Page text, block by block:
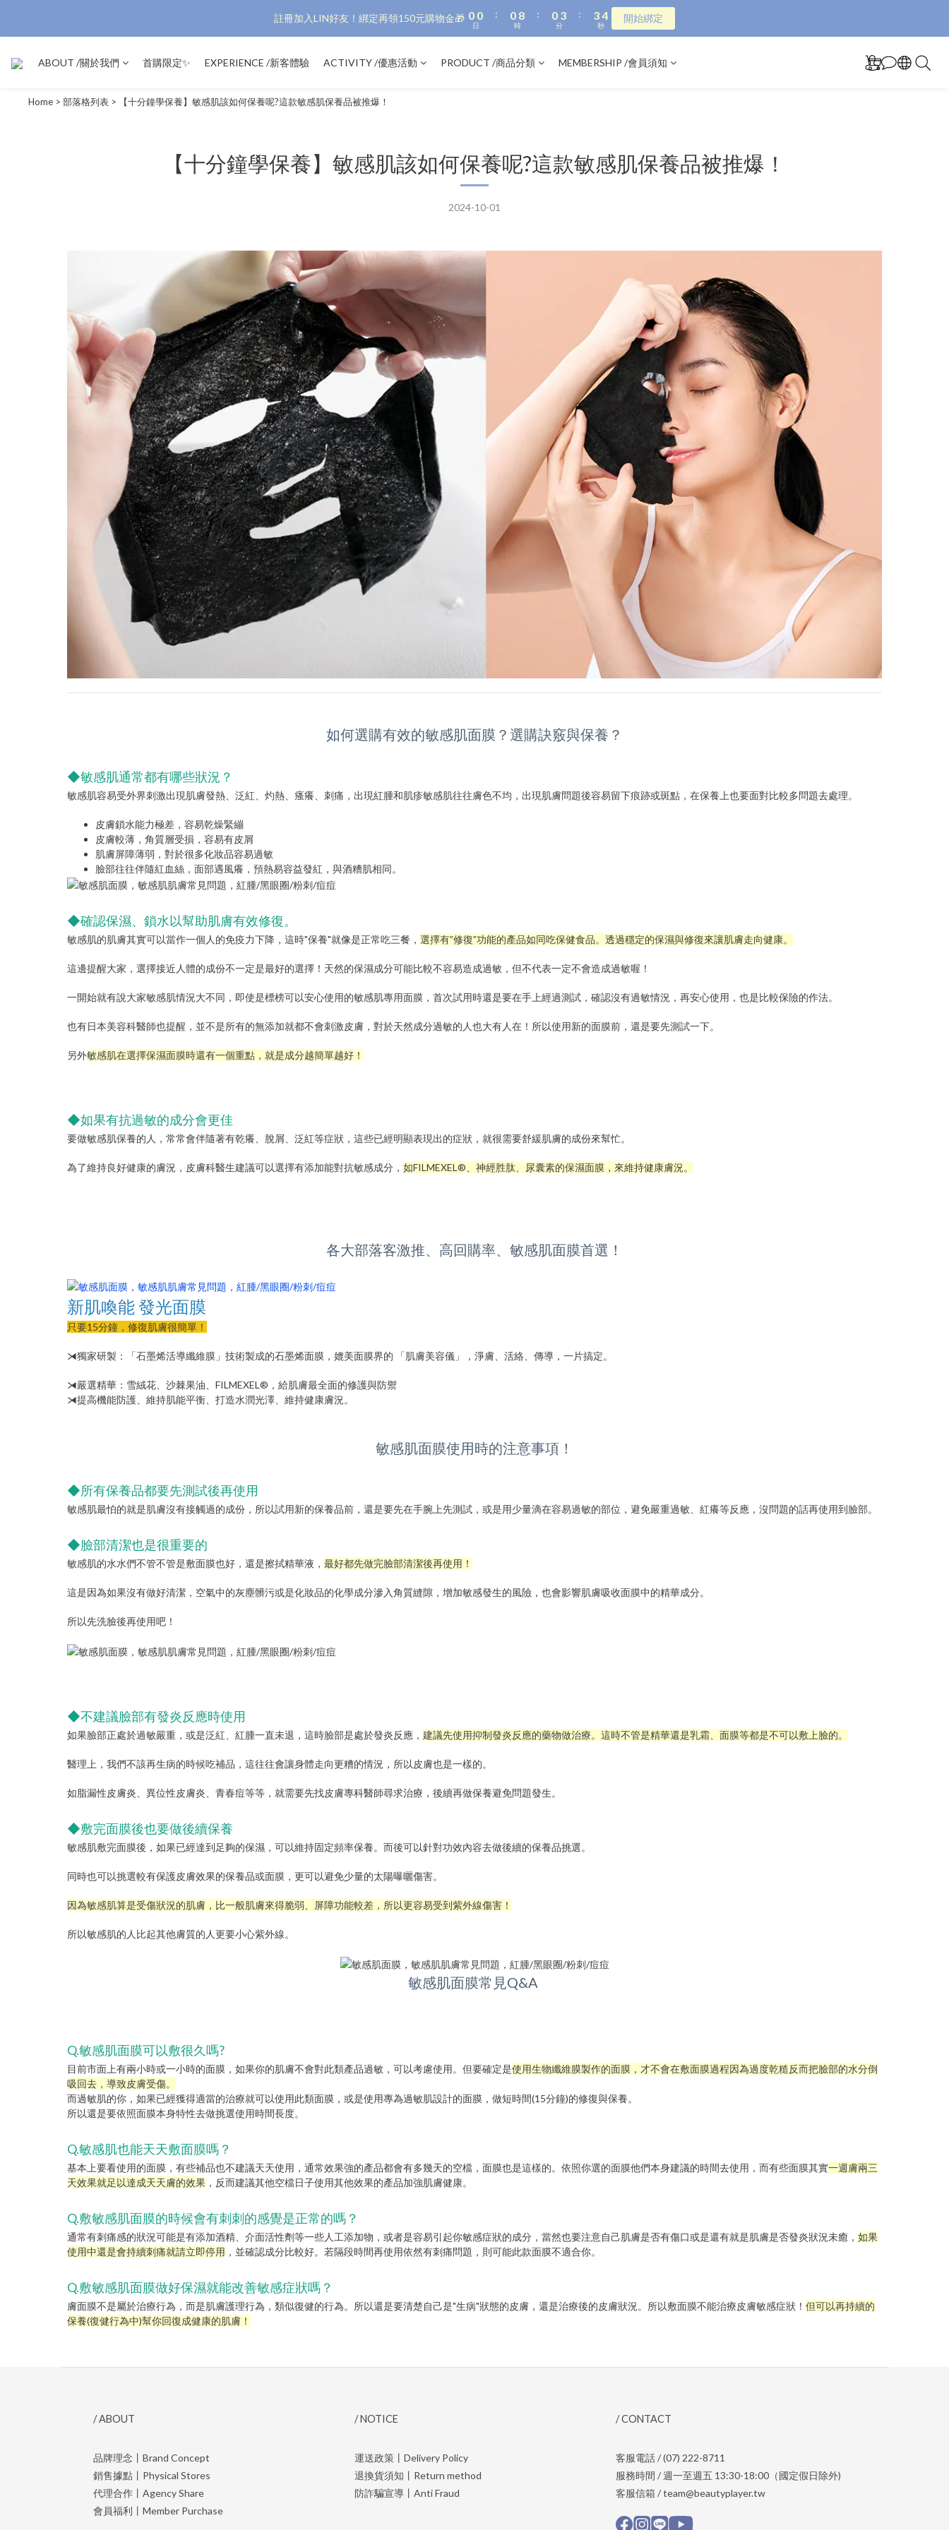
註冊加入LIN好友！綁定再領150元購物金🎁 0 0
日
:
0 8
7
5
時
:
0 3
2
0
分
:
3
2
0
3
2
0
秒
開始綁定
ABOUT /關於我們 首購限定✨ EXPERIENCE /新客體驗 ACTIVITY /優惠活動 PRODUCT /商品分類 MEMBERSHIP /會員須知
Home > 部落格列表 > 【十分鐘學保養】敏感肌該如何保養呢?這款敏感肌保養品被推爆！
【十分鐘學保養】敏感肌該如何保養呢?這款敏感肌保養品被推爆！
2024-10-01
如何選購有效的敏感肌面膜？選購訣竅與保養？
◆敏感肌通常都有哪些狀況？
敏感肌容易受外界刺激出現肌膚發熱、泛紅、灼熱、瘙癢、刺痛，出現紅腫和肌疹敏感肌往往膚色不均，出現肌膚問題後容易留下痕跡或斑點，在保養上也要面對比較多問題去處理。
皮膚鎖水能力極差，容易乾燥緊繃
皮膚較薄，角質層受損，容易有皮屑
肌膚屏障薄弱，對於很多化妝品容易過敏
臉部往往伴隨紅血絲，面部遇風癢，預熱易容益發紅，與酒糟肌相同。
◆確認保濕、鎖水以幫助肌膚有效修復。
敏感肌的肌膚其實可以當作一個人的免疫力下降，這時"保養"就像是正常吃三餐， 選擇有”修復”功能的產品如同吃保健食品。透過穩定的保濕與修復來讓肌膚走向健康。
這邊提醒大家，選擇接近人體的成份不一定是最好的選擇！天然的保濕成分可能比較不容易造成過敏，但不代表一定不會造成過敏喔！
一開始就有說大家敏感肌情況大不同，即使是標榜可以安心使用的敏感肌專用面膜，首次試用時還是要在手上經過測試，確認沒有過敏情況，再安心使用，也是比較保險的作法。
也有日本美容科醫師也提醒，並不是所有的無添加就都不會刺激皮膚，對於天然成分過敏的人也大有人在！所以使用新的面膜前，還是要先測試一下。
另外敏感肌在選擇保濕面膜時還有一個重點，就是成分越簡單越好！
◆如果有抗過敏的成分會更佳
要做敏感肌保養的人，常常會伴隨著有乾癢、脫屑、泛紅等症狀，這些已經明顯表現出的症狀，就很需要舒緩肌膚的成份來幫忙。
為了維持良好健康的膚況，皮膚科醫生建議可以選擇有添加能對抗敏感成分， 如FILMEXEL®、神經胜肽、尿囊素的保濕面膜，來維持健康膚況。
各大部落客激推、高回購率、敏感肌面膜首選！
新肌喚能 發光面膜
只要15分鐘，修復肌膚很簡單！
⧕獨家研製：「石墨烯活導纖維膜」技術製成的石墨烯面膜，媲美面膜界的 「肌膚美容儀」，淨膚、活絡、傳導，一片搞定。
⧕嚴選精華：雪絨花、沙棘果油、FILMEXEL®，給肌膚最全面的修護與防禦
⧕提高機能防護、維持肌能平衡、打造水潤光澤、維持健康膚況。
敏感肌面膜使用時的注意事項！
◆所有保養品都要先測試後再使用
敏感肌最怕的就是肌膚沒有接觸過的成份，所以試用新的保養品前，還是要先在手腕上先測試，或是用少量滴在容易過敏的部位，避免嚴重過敏、紅癢等反應，沒問題的話再使用到臉部。
◆臉部清潔也是很重要的
敏感肌的水水們不管不管是敷面膜也好，還是擦拭精華液， 最好都先做完臉部清潔後再使用！
這是因為如果沒有做好清潔，空氣中的灰塵髒污或是化妝品的化學成分滲入角質縫隙，增加敏感發生的風險，也會影響肌膚吸收面膜中的精華成分。
所以先洗臉後再使用吧！
◆不建議臉部有發炎反應時使用
如果臉部正處於過敏嚴重，或是泛紅、紅腫一直未退，這時臉部是處於發炎反應， 建議先使用抑制發炎反應的藥物做治療。這時不管是精華還是乳霜、面膜等都是不可以敷上臉的。
醫理上，我們不該再生病的時候吃補品，這往往會讓身體走向更糟的情況，所以皮膚也是一樣的。
如脂漏性皮膚炎、異位性皮膚炎、青春痘等等，就需要先找皮膚專科醫師尋求治療，後續再做保養避免問題發生。
◆敷完面膜後也要做後續保養
敏感肌敷完面膜後，如果已經達到足夠的保濕，可以維持固定頻率保養。而後可以針對功效內容去做後續的保養品挑選。
同時也可以挑選較有保護皮膚效果的保養品或面膜，更可以避免少量的太陽曝曬傷害。
因為敏感肌算是受傷狀況的肌膚，比一般肌膚來得脆弱、屏障功能較差，所以更容易受到紫外線傷害！
所以敏感肌的人比起其他膚質的人更要小心紫外線。
敏感肌面膜常見Q&A
Q.敏感肌面膜可以敷很久嗎?
目前市面上有兩小時或一小時的面膜，如果你的肌膚不會對此類產品過敏，可以考慮使用。但要確定是使用生物纖維膜製作的面膜，才不會在敷面膜過程因為過度乾糙反而把臉部的水分倒
吸回去，導致皮膚受傷。
而過敏肌的你，如果已經獲得適當的治療就可以使用此類面膜，或是使用專為過敏肌設計的面膜，做短時間(15分鐘)的修復與保養。
所以還是要依照面膜本身特性去做挑選使用時間長度。
Q.敏感肌也能天天敷面膜嗎？
基本上要看使用的面膜，有些補品也不建議天天使用，通常效果強的產品都會有多幾天的空檔，面膜也是這樣的。依照你選的面膜他們本身建議的時間去使用，而有些面膜其實一週膚兩三
天效果就足以達成天天膚的效果 ，反而建議其他空檔日子使用其他效果的產品加強肌膚健康。
Q.敷敏感肌面膜的時候會有刺刺的感覺是正常的嗎？
通常有刺痛感的狀況可能是有添加酒精、介面活性劑等一些人工添加物，或者是容易引起你敏感症狀的成分，當然也要注意自己肌膚是否有傷口或是還有就是肌膚是否發炎狀況未癒， 如果
使用中還是會持續刺痛就請立即停用 ，並確認成分比較好。若隔段時間再使用依然有刺痛問題，則可能此款面膜不適合你。
Q.敷敏感肌面膜做好保濕就能改善敏感症狀嗎？
膚面膜不是屬於治療行為，而是肌膚護理行為，類似復健的行為。所以還是要清楚自己是"生病"狀態的皮膚，還是治療後的皮膚狀況。所以敷面膜不能治療皮膚敏感症狀！ 但可以再持續的
保養(復健行為中)幫你回復成健康的肌膚！
/ ABOUT
品牌理念丨Brand Concept
銷售據點丨Physical Stores
代理合作丨Agency Share
會員福利丨Member Purchase
/ NOTICE
運送政策丨Delivery Policy
退換貨須知丨Return method
防詐騙宣導丨Anti Fraud
/ CONTACT
客服電話 / (07) 222-8711
服務時間 / 週一至週五 13:30-18:00（國定假日除外)
客服信箱 / team@beautyplayer.tw